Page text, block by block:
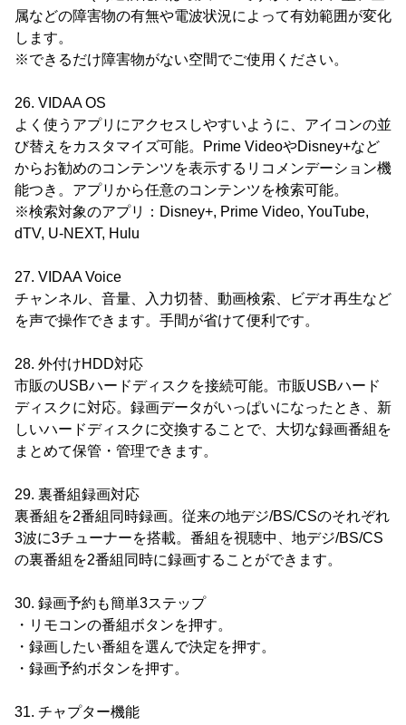
属などの障害物の有無や電波状況によって有効範囲が変化
します。
※できるだけ障害物がない空間でご使用ください。
26. VIDAA OS
よく使うアプリにアクセスしやすいように、アイコンの並
び替えをカスタマイズ可能。Prime VideoやDisney+など
からお勧めのコンテンツを表示するリコメンデーション機
能つき。アプリから任意のコンテンツを検索可能。
※検索対象のアプリ：Disney+, Prime Video, YouTube,
dTV, U-NEXT, Hulu
27. VIDAA Voice
チャンネル、音量、入力切替、動画検索、ビデオ再生など
を声で操作できます。手間が省けて便利です。
28. 外付けHDD対応
市販のUSBハードディスクを接続可能。市販USBハード
ディスクに対応。録画データがいっぱいになったとき、新
しいハードディスクに交換することで、大切な録画番組を
まとめて保管・管理できます。
29. 裏番組録画対応
裏番組を2番組同時録画。従来の地デジ/BS/CSのそれぞれ
3波に3チューナーを搭載。番組を視聴中、地デジ/BS/CS
の裏番組を2番組同時に録画することができます。
30. 録画予約も簡単3ステップ
・リモコンの番組ボタンを押す。
・録画したい番組を選んで決定を押す。
・録画予約ボタンを押す。
31. チャプター機能